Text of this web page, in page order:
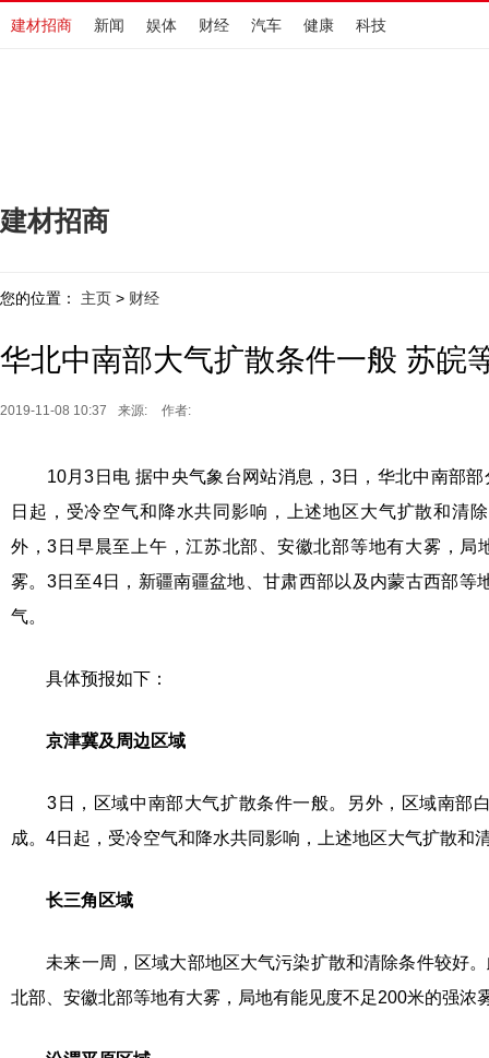
建材招商 新闻 娱体 财经 汽车 健康 科技
建材招商
您的位置： 主页 > 财经
华北中南部大气扩散条件一般 苏皖
2019-11-08 10:37 来源: 作者:
10月3日电 据中央气象台网站消息，3日，华北中南部部
日起，受冷空气和降水共同影响，上述地区大气扩散和清
外，3日早晨至上午，江苏北部、安徽北部等地有大雾，局
雾。3日至4日，新疆南疆盆地、甘肃西部以及内蒙古西部等
气。
具体预报如下：
京津冀及周边区域
3日，区域中南部大气扩散条件一般。另外，区域南部
成。4日起，受冷空气和降水共同影响，上述地区大气扩散和
长三角区域
未来一周，区域大部地区大气污染扩散和清除条件较好。
北部、安徽北部等地有大雾，局地有能见度不足200米的强浓